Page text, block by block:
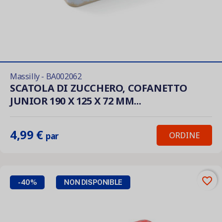
Massilly - BA002062
SCATOLA DI ZUCCHERO, COFANETTO
JUNIOR 190 X 125 X 72 MM...
4,99 € par ORDINE
-40% NON DISPONIBLE favorite_border